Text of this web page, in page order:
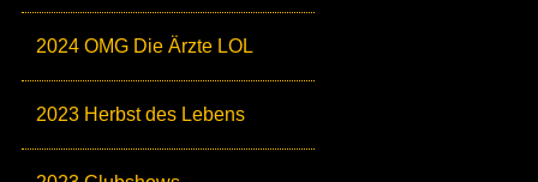
2024 OMG Die Ärzte LOL
2023 Herbst des Lebens